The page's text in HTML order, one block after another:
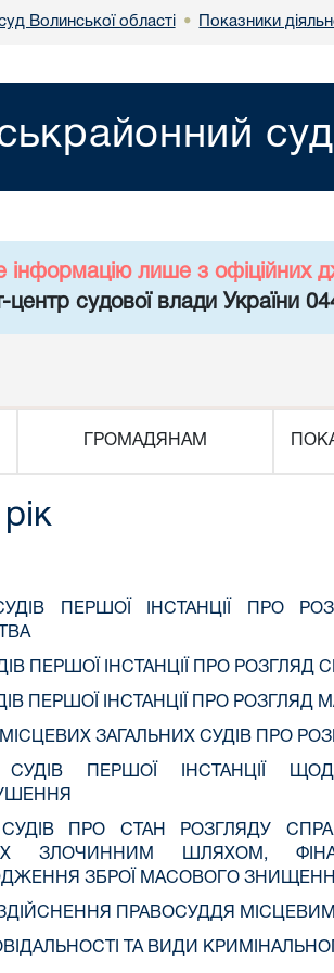
Волинської області • Показники
інформацію лише з офіційних
центр судової влади України
ГРОМАДЯНАМ
ПЕРШОЇ ІНСТАНЦІЇ ПРО
ПЕРШОЇ ІНСТАНЦІЇ ПРО
ПЕРШОЇ ІНСТАНЦІЇ ПРО
МІСЦЕВИХ ЗАГАЛЬНИХ СУДІВ ПРО
ПЕРШОЇ ІНСТАНЦІЇ
СУДІВ ПРО СТАН РОЗГЛЯДУ
ЗЛОЧИННИМ ШЛЯХОМ,
ЗБРОЇ МАСОВОГО
ПРАВОСУДДЯ
ТА ВИДИ